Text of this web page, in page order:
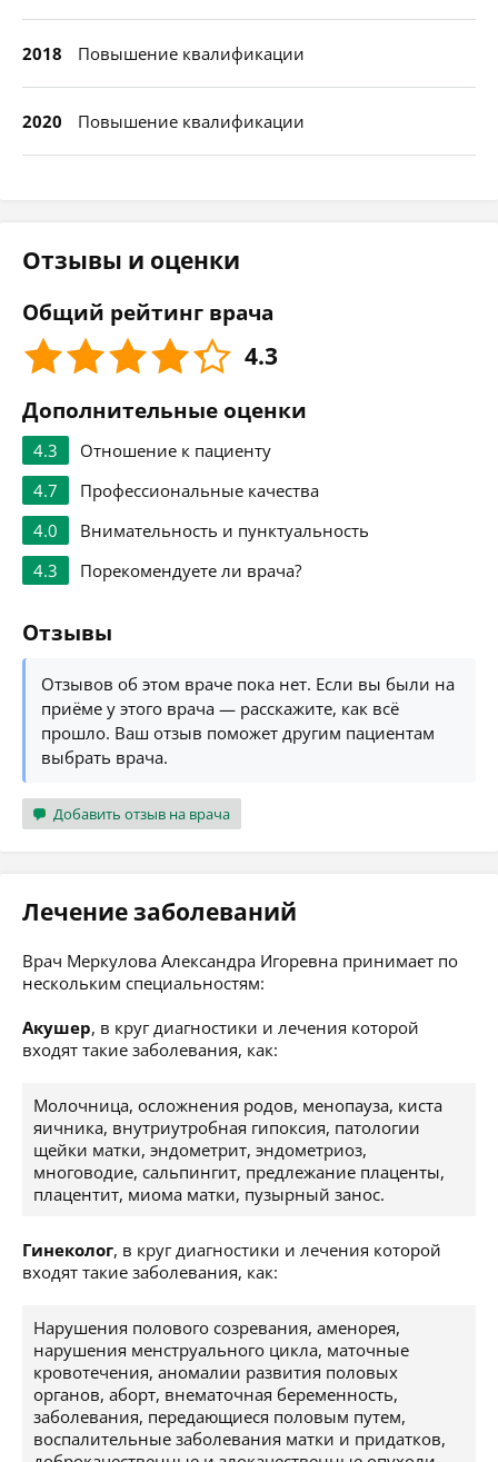
2018 Повышение квалификации
2020 Повышение квалификации
Отзывы и оценки
Общий рейтинг врача
4.3
Дополнительные оценки
4.3
Отношение к пациенту
4.7
Профессиональные качества
4.0
Внимательность и пунктуальность
4.3
Порекомендуете ли врача?
Отзывы
Отзывов об этом враче пока нет. Если вы были на
приёме у этого врача — расскажите, как всё
прошло. Ваш отзыв поможет другим пациентам
выбрать врача.
Добавить отзыв на врача
Лечение заболеваний
Врач Меркулова Александра Игоревна принимает по
нескольким специальностям:
Акушер, в круг диагностики и лечения которой
входят такие заболевания, как:
Молочница, осложнения родов, менопауза, киста
яичника, внутриутробная гипоксия, патологии
щейки матки, эндометрит, эндометриоз,
многоводие, сальпингит, предлежание плаценты,
плацентит, миома матки, пузырный занос.
Гинеколог, в круг диагностики и лечения которой
входят такие заболевания, как:
Нарушения полового созревания, аменорея,
нарушения менструального цикла, маточные
кровотечения, аномалии развития половых
органов, аборт, внематочная беременность,
заболевания, передающиеся половым путем,
воспалительные заболевания матки и придатков,